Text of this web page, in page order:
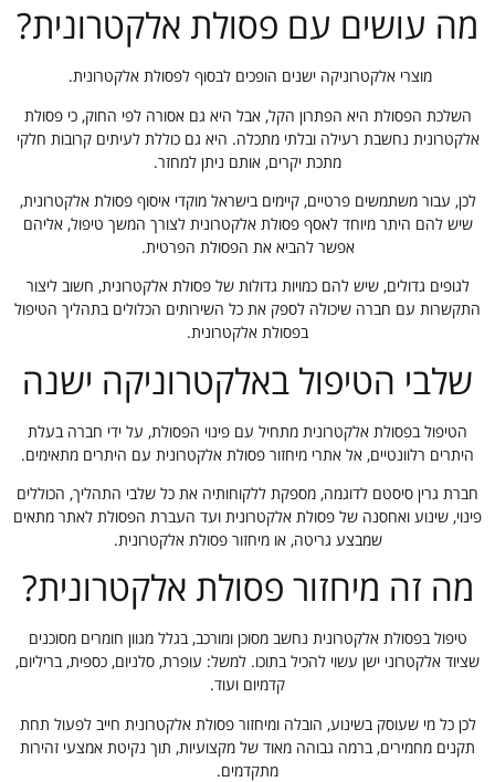
מה עושים עם פסולת אלקטרונית?
מוצרי אלקטרוניקה ישנים הופכים לבסוף לפסולת אלקטרונית.
השלכת הפסולת היא הפתרון הקל, אבל היא גם אסורה לפי החוק, כי פסולת
אלקטרונית נחשבת רעילה ובלתי מתכלה. היא גם כוללת לעיתים קרובות חלקי
מתכת יקרים, אותם ניתן למחזר.
לכן, עבור משתמשים פרטיים, קיימים בישראל מוקדי איסוף פסולת אלקטרונית,
שיש להם היתר מיוחד לאסף פסולת אלקטרונית לצורך המשך טיפול, אליהם
אפשר להביא את הפסולת הפרטית.
לגופים גדולים, שיש להם כמויות גדולות של פסולת אלקטרונית, חשוב ליצור
התקשרות עם חברה שיכולה לספק את כל השירותים הכלולים בתהליך הטיפול
בפסולת אלקטרונית.
שלבי הטיפול באלקטרוניקה ישנה
הטיפול בפסולת אלקטרונית מתחיל עם פינוי הפסולת, על ידי חברה בעלת
היתרים רלוונטיים, אל אתרי מיחזור פסולת אלקטרונית עם היתרים מתאימים.
חברת גרין סיסטם לדוגמה, מספקת ללקוחותיה את כל שלבי התהליך, הכוללים
פינוי, שינוע ואחסנה של פסולת אלקטרונית ועד העברת הפסולת לאתר מתאים
שמבצע גריטה, או מיחזור פסולת אלקטרונית.
מה זה מיחזור פסולת אלקטרונית?
טיפול בפסולת אלקטרונית נחשב מסוכן ומורכב, בגלל מגוון חומרים מסוכנים
שציוד אלקטרוני ישן עשוי להכיל בתוכו. למשל: עופרת, סלניום, כספית, בריליום,
קדמיום ועוד.
לכן כל מי שעוסק בשינוע, הובלה ומיחזור פסולת אלקטרונית חייב לפעול תחת
תקנים מחמירים, ברמה גבוהה מאוד של מקצועיות, תוך נקיטת אמצעי זהירות
מתקדמים.